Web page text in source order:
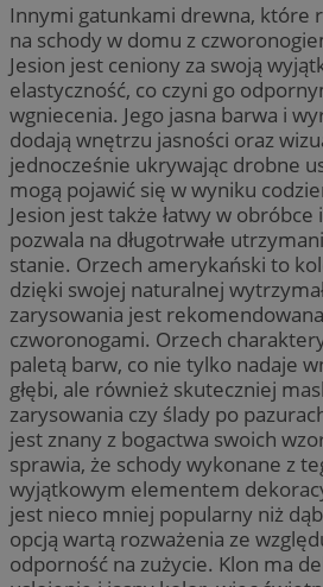
Innymi gatunkami drewna, które
na schody w domu z
Jesion jest ceniony za swoją
elastyczność, co czyni go
wgniecenia. Jego jasna barwa i
dodają wnętrzu jasności oraz
jednocześnie ukrywając drobne
mogą pojawić się w wyniku
Jesion jest także łatwy w
pozwala na długotrwałe
stanie. Orzech amerykański to
dzięki swojej naturalnej
zarysowania jest
czworonogami. Orzech
paletą barw, co nie tylko nadaje
głębi, ale również skuteczniej
zarysowania czy ślady po
jest znany z bogactwa swoich
sprawia, że schody wykonane z
wyjątkowym elementem
jest nieco mniej popularny niż
opcją wartą rozważenia ze
odporność na zużycie. Klon ma